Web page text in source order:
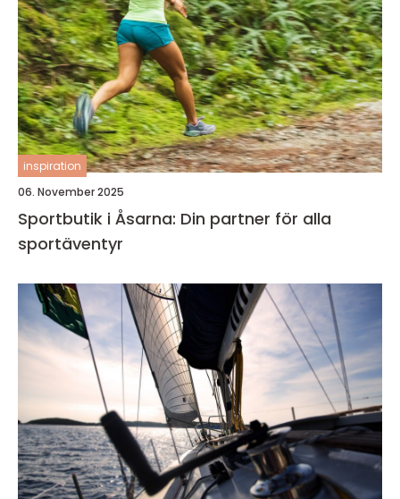
inspiration
06. November 2025
Sportbutik i Åsarna: Din partner för alla
sportäventyr